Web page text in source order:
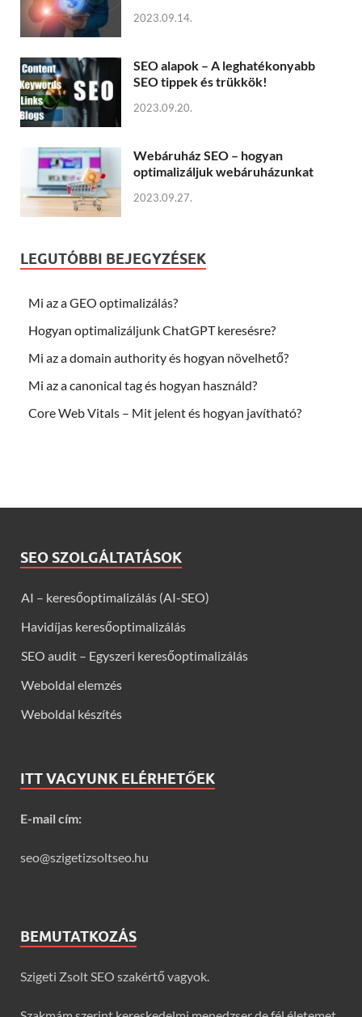
2023.09.14.
SEO alapok – A leghatékonyabb
SEO tippek és trükkök!
2023.09.20.
Webáruház SEO – hogyan
optimalizáljuk webáruházunkat
2023.09.27.
LEGUTÓBBI BEJEGYZÉSEK
Mi az a GEO optimalizálás?
Hogyan optimalizáljunk ChatGPT keresésre?
Mi az a domain authority és hogyan növelhető?
Mi az a canonical tag és hogyan használd?
Core Web Vitals – Mit jelent és hogyan javítható?
SEO SZOLGÁLTATÁSOK
AI – keresőoptimalizálás (AI-SEO)
Havidíjas keresőoptimalizálás
SEO audit – Egyszeri keresőoptimalizálás
Weboldal elemzés
Weboldal készítés
ITT VAGYUNK ELÉRHETŐEK
E-mail cím:
seo@szigetizsoltseo.hu
BEMUTATKOZÁS
Szigeti Zsolt SEO szakértő vagyok.